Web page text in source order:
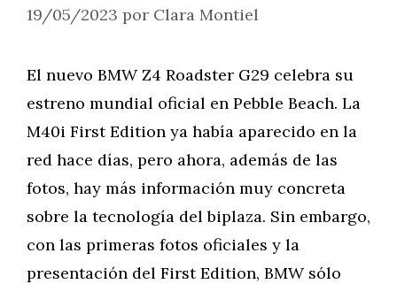
19/05/2023 por Clara Montiel
El nuevo BMW Z4 Roadster G29 celebra su
estreno mundial oficial en Pebble Beach. La
M40i First Edition ya había aparecido en la
red hace días, pero ahora, además de las
fotos, hay más información muy concreta
sobre la tecnología del biplaza. Sin embargo,
con las primeras fotos oficiales y la
presentación del First Edition, BMW sólo